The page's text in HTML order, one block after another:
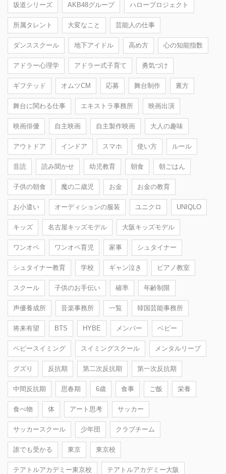
坂道シリーズ AKB48グループ ハロープロジェクト
所属タレント 大変なこと 芸能人の仕事
ダンススクール 地下アイドル 高め方 心の知能指数
アドラー心理学 アドラー式子育て 勇気づけ
ギフテッド オムツCM 応募 舞台制作 裏方
舞台に関わる仕事 エキストラ事務所 映画出演
映画俳優 自主映画 自主製作映画 大人の趣味
アウトドア インドア スマホ 使い方 ルール
音読 読み聞かせ 幼児教育 朝食 朝ごはん
子供の朝食 魔の二歳児 お金 お金の教育
お小遣い オーディションの服装 ユニクロ UNIQLO
キッズ 名古屋キッズモデル 大阪キッズモデル
ワンオペ ワンオペ育児 家事 シュタイナー
シュタイナー教育 学校 ギャン泣き ピアノ教室
スクール 子供のお手伝い 確率 年齢制限
声優養成所 音楽事務所 一覧 韓国芸能事務所
将来有望 BTS HYBE メンバー ベビー
ベビースイミング スイミングスクール メンタルリープ
グズり 反抗期 第二次反抗期 第一次反抗期
中間反抗期 思春期 6歳 食事 ご飯 栄養
食べ物 体 アート思考 サッカー
サッカースクール 少年団 クラブチーム
誰でも受かる 東京 東京校
テアトルアカデミー東京校 テアトルアカデミー大阪